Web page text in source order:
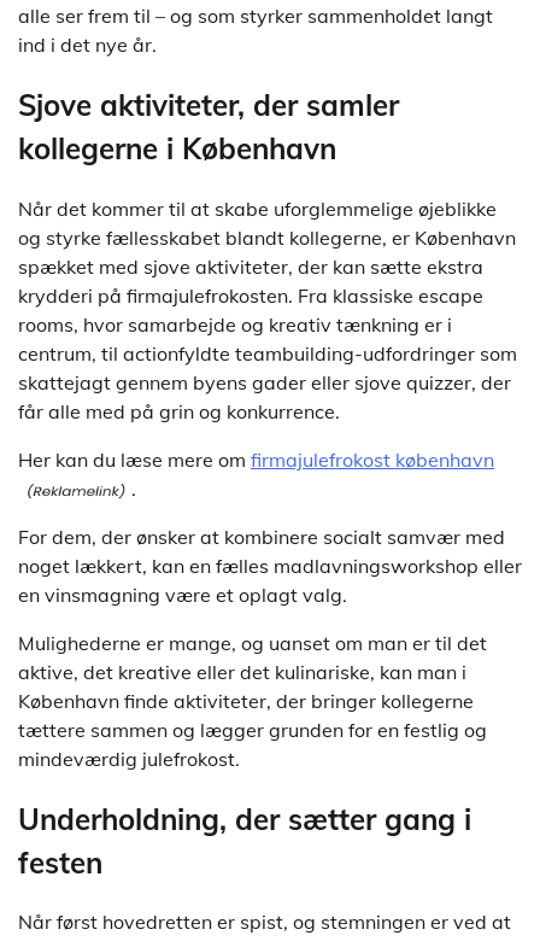
alle ser frem til – og som styrker sammenholdet langt
ind i det nye år.
Sjove aktiviteter, der samler
kollegerne i København
Når det kommer til at skabe uforglemmelige øjeblikke
og styrke fællesskabet blandt kollegerne, er København
spækket med sjove aktiviteter, der kan sætte ekstra
krydderi på firmajulefrokosten. Fra klassiske escape
rooms, hvor samarbejde og kreativ tænkning er i
centrum, til actionfyldte teambuilding-udfordringer som
skattejagt gennem byens gader eller sjove quizzer, der
får alle med på grin og konkurrence.
Her kan du læse mere om firmajulefrokost københavn
.
For dem, der ønsker at kombinere socialt samvær med
noget lækkert, kan en fælles madlavningsworkshop eller
en vinsmagning være et oplagt valg.
Mulighederne er mange, og uanset om man er til det
aktive, det kreative eller det kulinariske, kan man i
København finde aktiviteter, der bringer kollegerne
tættere sammen og lægger grunden for en festlig og
mindeværdig julefrokost.
Underholdning, der sætter gang i
festen
Når først hovedretten er spist, og stemningen er ved at